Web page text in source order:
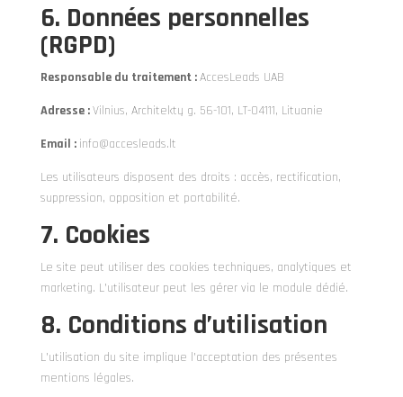
6. Données personnelles
(RGPD)
Responsable du traitement :AccesLeads UAB
Adresse :Vilnius, Architektų g. 56-101, LT-04111, Lituanie
Email : info@accesleads.lt
Les utilisateurs disposent des droits : accès, rectification,
suppression, opposition et portabilité.
7. Cookies
Le site peut utiliser des cookies techniques, analytiques et
marketing. L’utilisateur peut les gérer via le module dédié.
8. Conditions d’utilisation
L’utilisation du site implique l’acceptation des présentes
mentions légales.